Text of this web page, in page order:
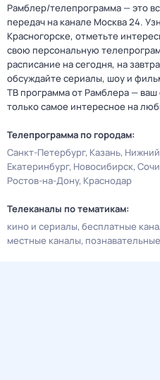
Рамблер/телепрограмма — это
передач на канале Москва 24.
Красногорске, отметьте
свою персональную
расписание на сегодня, на
обсуждайте сериалы, шоу и
ТВ программа от Рамблера —
только самое интересное на
Телепрограмма по городам:
Санкт-Петербург Казань
Екатеринбург Новосибирск Сочи
Ростов-на-Дону Краснодар
Телеканалы по тематикам:
кино и сериалы бесплатные
местные каналы познавательные